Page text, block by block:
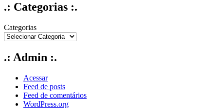
.: Categorias :.
Categorias
.: Admin :.
Acessar
Feed de posts
Feed de comentários
WordPress.org